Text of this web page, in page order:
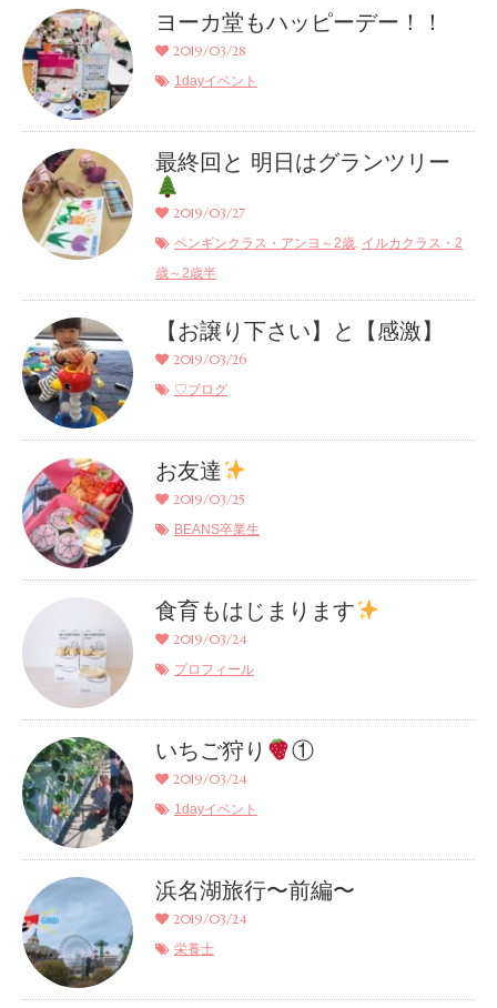
ヨーカ堂もハッピーデー！！
2019/03/28
1dayイベント
最終回と 明日はグランツリー
2019/03/27
ペンギンクラス・アンヨ～2歳, イルカクラス・2
歳～2歳半
【お譲り下さい】と【感激】
2019/03/26
♡ブログ
お友達
2019/03/25
BEANS卒業生
食育もはじまります
2019/03/24
プロフィール
いちご狩り ①
2019/03/24
1dayイベント
浜名湖旅行〜前編〜
2019/03/24
栄養士